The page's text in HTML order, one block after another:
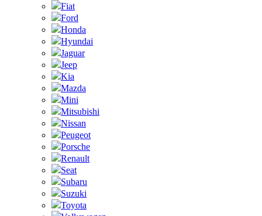
Fiat
Ford
Honda
Hyundai
Jaguar
Jeep
Kia
Mazda
Mini
Mitsubishi
Nissan
Peugeot
Porsche
Renault
Seat
Subaru
Suzuki
Toyota